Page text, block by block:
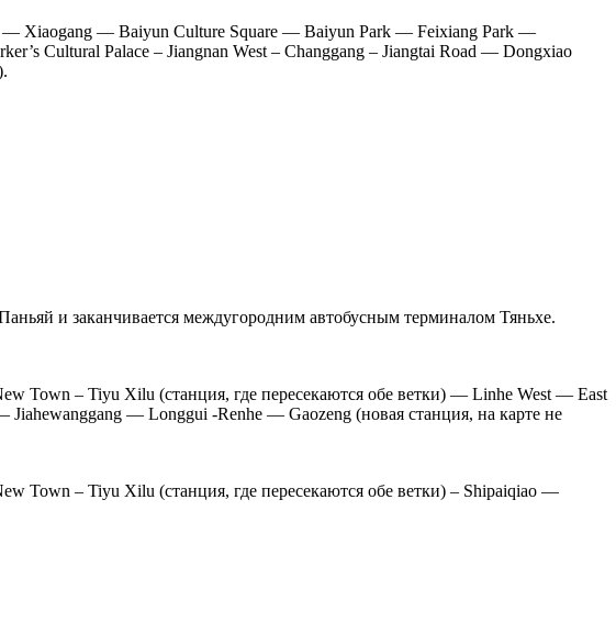
— Xiaogang — Baiyun Culture Square — Baiyun Park — Feixiang Park —
Cultural Palace – Jiangnan West – Changgang – Jiangtai Road — Dongxiao
и заканчивается междугородним автобусным терминалом Тяньхе.
Town – Tiyu Xilu (станция, где пересекаются обе ветки) — Linhe West — East
— Longgui -Renhe — Gaozeng (новая станция, на карте не
Town – Tiyu Xilu (станция, где пересекаются обе ветки) – Shipaiqiao —